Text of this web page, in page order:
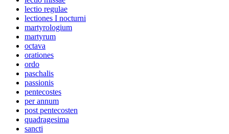
lectio regulae
lectiones I nocturni
martyrologium
martyrum
octava
orationes
ordo
paschalis
passionis
pentecostes
per annum
post pentecosten
quadragesima
sancti